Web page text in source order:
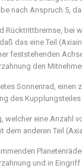
nach Anspruch 5,
Rücktrittbremse, bei
das eine Teil
feststehenden
den
Sonnenrad, einen
des
welcher eine Anzahl
dem anderen Teil
und in Eingriff